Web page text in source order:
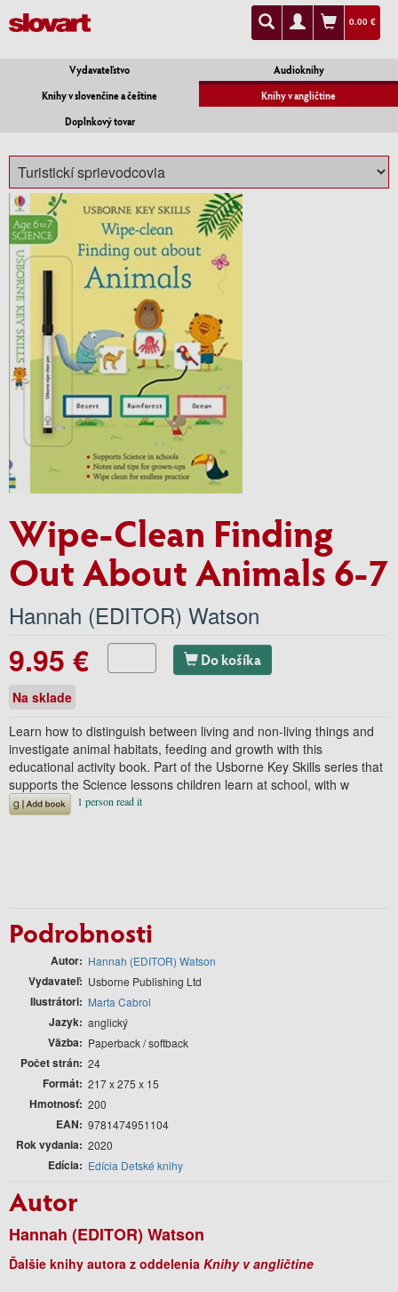
0.00 €
Vydavateľstvo
Audioknihy
Knihy v slovenčine a češtine
Knihy v angličtine
Doplnkový tovar
Wipe-Clean Finding
Out About Animals 6-7
Hannah (EDITOR) Watson
9.95 € Do košíka
Na sklade
Learn how to distinguish between living and non-living things and
investigate animal habitats, feeding and growth with this
educational activity book. Part of the Usborne Key Skills series that
supports the Science lessons children learn at school, with w
Podrobnosti
Autor Hannah (EDITOR) Watson
Vydavateľ Usborne Publishing Ltd
Ilustrátori Marta Cabrol
Jazyk anglický
Väzba Paperback / softback
Počet strán 24
Formát 217 x 275 x 15
Hmotnosť 200
EAN 9781474951104
Rok vydania 2020
Edícia Edícia Detské knihy
Autor
Hannah (EDITOR) Watson
Ďalšie knihy autora z oddelenia Knihy v angličtine